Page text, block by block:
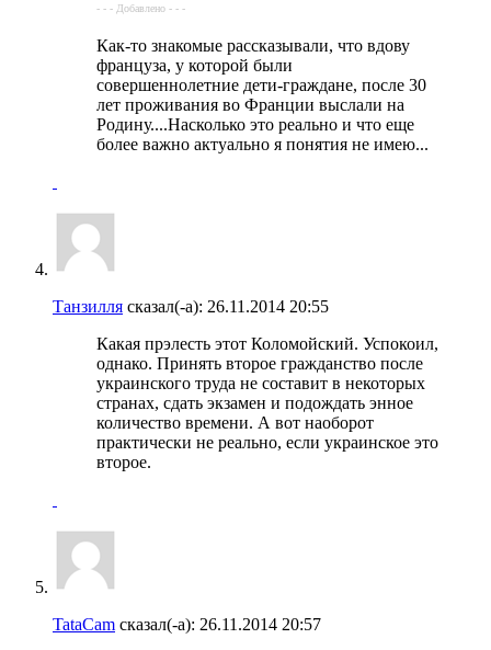
- - - Добавлено - - -
Как-то знакомые рассказывали, что вдову
француза, у которой были
совершеннолетние дети-граждане, после 30
лет проживания во Франции выслали на
Родину....Насколько это реально и что еще
более важно актуально я понятия не имею...
Танзилля сказал(-а): 26.11.2014 20:55
Какая прэлесть этот Коломойский. Успокоил,
однако. Принять второе гражданство после
украинского труда не составит в некоторых
странах, сдать экзамен и подождать энное
количество времени. А вот наоборот
практически не реально, если украинское это
второе.
TataCam сказал(-а): 26.11.2014 20:57